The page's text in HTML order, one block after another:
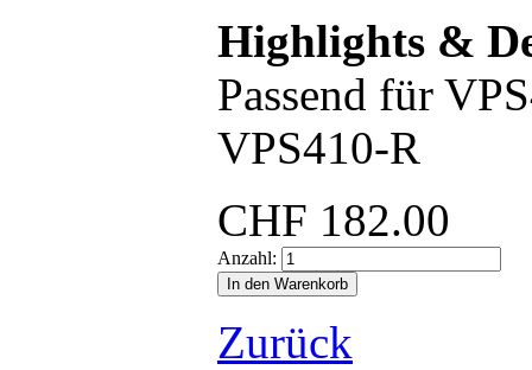
Highlights &
Passend für
VPS410-R
CHF 182.00
Anzahl:
Zurück